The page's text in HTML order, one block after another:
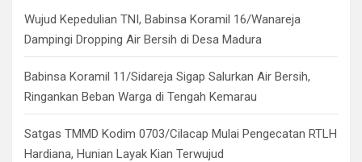
Wujud Kepedulian TNI, Babinsa Koramil 16/Wanareja
Dampingi Dropping Air Bersih di Desa Madura
Babinsa Koramil 11/Sidareja Sigap Salurkan Air Bersih,
Ringankan Beban Warga di Tengah Kemarau
Satgas TMMD Kodim 0703/Cilacap Mulai Pengecatan RTLH
Hardiana, Hunian Layak Kian Terwujud